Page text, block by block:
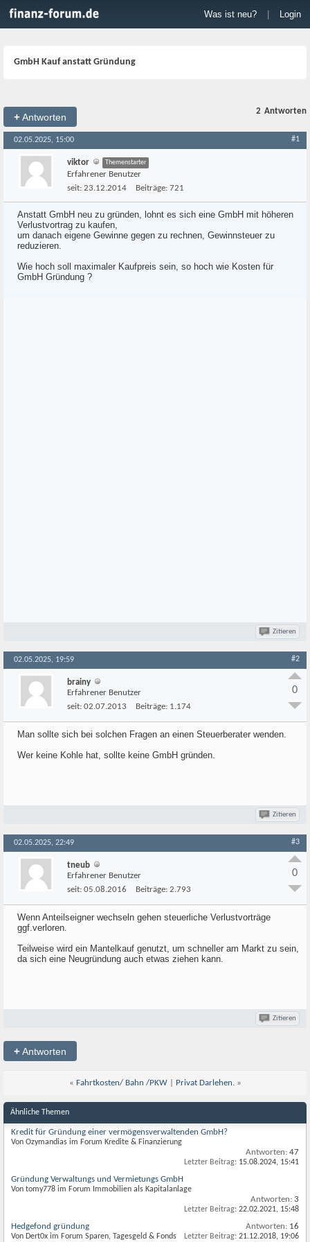
Was ist neu? Login
GmbH Kauf anstatt Gründung
+Antworten
2 Antworten
02.05.2025, 15:00 #1
viktor Themenstarter
Erfahrener Benutzer
seit: 23.12.2014 Beiträge: 721
Anstatt GmbH neu zu gründen, lohnt es sich eine GmbH mit höheren
Verlustvortrag zu kaufen,
um danach eigene Gewinne gegen zu rechnen, Gewinnsteuer zu
reduzieren.
Wie hoch soll maximaler Kaufpreis sein, so hoch wie Kosten für
GmbH Gründung ?
Zitieren
02.05.2025, 19:59 #2
brainy
Erfahrener Benutzer
seit: 02.07.2013 Beiträge: 1.174
0
Man sollte sich bei solchen Fragen an einen Steuerberater wenden.
Wer keine Kohle hat, sollte keine GmbH gründen.
Zitieren
02.05.2025, 22:49 #3
tneub
Erfahrener Benutzer
seit: 05.08.2016 Beiträge: 2.793
0
Wenn Anteilseigner wechseln gehen steuerliche Verlustvorträge
ggf.verloren.
Teilweise wird ein Mantelkauf genutzt, um schneller am Markt zu sein,
da sich eine Neugründung auch etwas ziehen kann.
Zitieren
+Antworten
« Fahrtkosten/ Bahn /PKW| Privat Darlehen. »
Ähnliche Themen
Kredit für Gründung einer vermögensverwaltenden GmbH?
Von Ozymandias im Forum Kredite & Finanzierung
Antworten: 47
Letzter Beitrag: 15.08.2024, 15:41
Gründung Verwaltungs und Vermietungs GmbH
Von tomy778 im Forum Immobilien als Kapitalanlage
Antworten: 3
Letzter Beitrag: 22.02.2021, 15:48
Hedgefond gründung
Von Dert0x im Forum Sparen, Tagesgeld & Fonds
Antworten: 16
Letzter Beitrag: 21.12.2018, 19:06